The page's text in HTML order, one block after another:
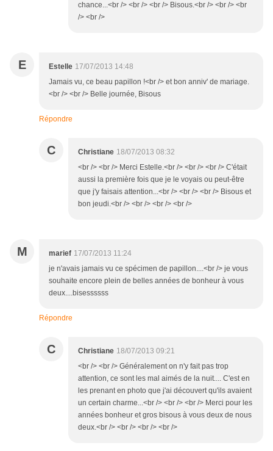
chance...<br /> <br /> <br /> Bisous.<br /> <br /> <br
/> <br />
E Estelle 17/07/2013 14:48
Jamais vu, ce beau papillon !<br /> et bon anniv' de mariage.
<br /> <br /> Belle journée, Bisous
Répondre
C Christiane 18/07/2013 08:32
<br /> <br /> Merci Estelle.<br /> <br /> <br /> C'était
aussi la première fois que je le voyais ou peut-être
que j'y faisais attention...<br /> <br /> <br /> Bisous et
bon jeudi.<br /> <br /> <br /> <br />
M marief 17/07/2013 11:24
je n'avais jamais vu ce spécimen de papillon....<br /> je vous
souhaite encore plein de belles années de bonheur à vous
deux....bisessssss
Répondre
C Christiane 18/07/2013 09:21
<br /> <br /> Généralement on n'y fait pas trop
attention, ce sont les mal aimés de la nuit.... C'est en
les prenant en photo que j'ai découvert qu'ils avaient
un certain charme...<br /> <br /> <br /> Merci pour les
années bonheur et gros bisous à vous deux de nous
deux.<br /> <br /> <br /> <br />